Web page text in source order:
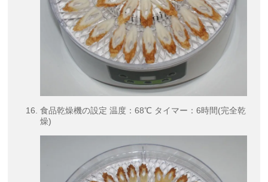
食品乾燥機の設定 温度：68℃ タイマー：6時間(完全乾
燥)